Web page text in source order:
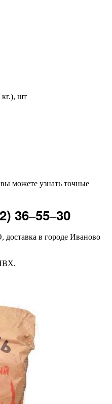
кг.), шт
можете узнать точные
36‒55‒30
в городе Иваново